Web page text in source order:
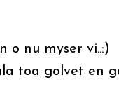
o nu myser vi..:)
toa golvet en